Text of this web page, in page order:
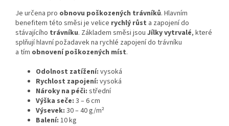
Je určena pro obnovu poškozených trávníků. Hlavním
benefitem této směsi je velice rychlý růst a zapojení do
stávajícího trávníku. Základem směsi jsou Jílky vytrvalé, které
splňují hlavní požadavek na rychlé zapojení do trávníku
a tím obnovení poškozených míst.
Odolnost zatížení: vysoká
Rychlost zapojení: vysoká
Nároky na péči: střední
Výška seče: 3 – 6 cm
Výsevek: 30 – 40 g/m²
Balení: 10 kg